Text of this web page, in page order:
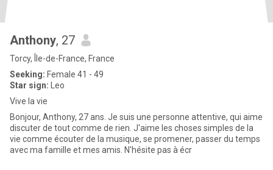
Anthony, 27
Torcy, Île-de-France, France
Seeking: Female 41 - 49
Star sign: Leo
Vive la vie
Bonjour, Anthony, 27 ans. Je suis une personne attentive, qui aime
discuter de tout comme de rien. J'aime les choses simples de la
vie comme écouter de la musique, se promener, passer du temps
avec ma famille et mes amis. N'hésite pas à écr